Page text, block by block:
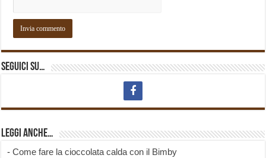
Seguici su…
Leggi anche…
-Come fare la cioccolata calda con il Bimby